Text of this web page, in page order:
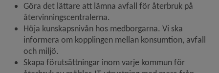
Göra det lättare att lämna avfall för återbruk på
återvinningscentralerna.
Höja kunskapsnivån hos medborgarna. Vi ska
informera om kopplingen mellan konsumtion, avfall
och miljö.
Skapa förutsättningar inom varje kommun för